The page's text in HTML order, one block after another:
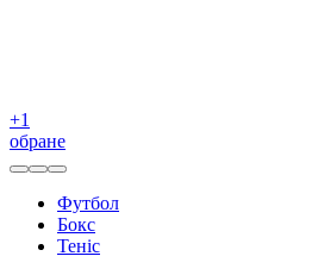
+1
обране
Футбол
Бокс
Теніс